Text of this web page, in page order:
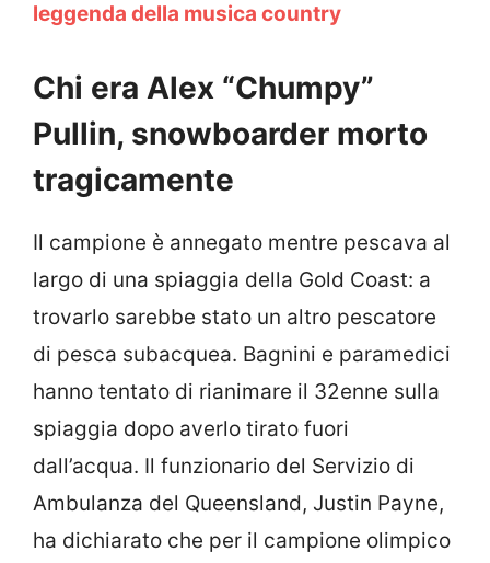
leggenda della musica country
Chi era Alex “Chumpy”
Pullin, snowboarder morto
tragicamente
Il campione è annegato mentre pescava al
largo di una spiaggia della Gold Coast: a
trovarlo sarebbe stato un altro pescatore
di pesca subacquea. Bagnini e paramedici
hanno tentato di rianimare il 32enne sulla
spiaggia dopo averlo tirato fuori
dall’acqua. Il funzionario del Servizio di
Ambulanza del Queensland, Justin Payne,
ha dichiarato che per il campione olimpico